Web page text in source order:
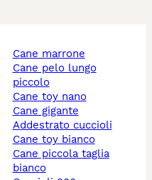
cane marrone
cane pelo lungo
piccolo
cane toy nano
cane gigante
addestrato cuccioli
cane toy bianco
cane piccola taglia
bianco